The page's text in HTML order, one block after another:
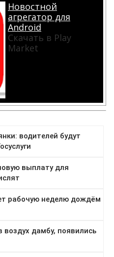
Новостной
агрегатор для
Android
Скачать в Play
Market